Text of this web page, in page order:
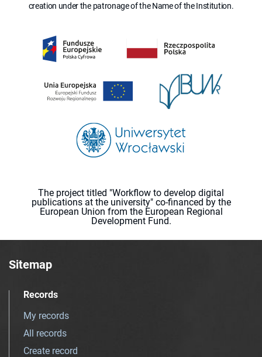
creation under the patronage of the Name of the Institution.
The project titled "Workflow to develop digital
publications at the university" co-financed by the
European Union from the European Regional
Development Fund.
Sitemap
Records
My records
All records
Create record